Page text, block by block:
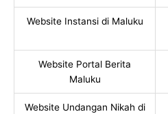
Website Instansi di Maluku
Website Portal Berita
Maluku
Website Undangan Nikah di